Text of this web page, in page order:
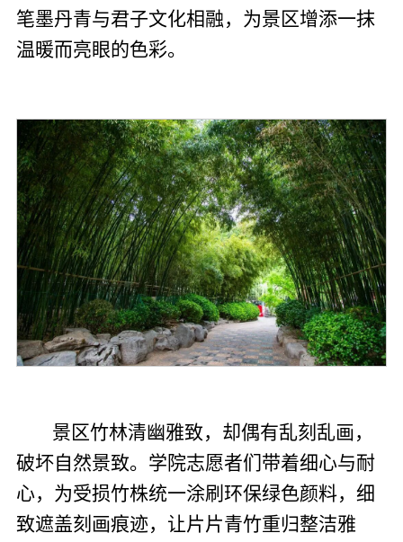
笔墨丹青与君子文化相融，为景区增添一抹
温暖而亮眼的色彩。
景区竹林清幽雅致，却偶有乱刻乱画，
破坏自然景致。学院志愿者们带着细心与耐
心，为受损竹株统一涂刷环保绿色颜料，细
致遮盖刻画痕迹，让片片青竹重归整洁雅